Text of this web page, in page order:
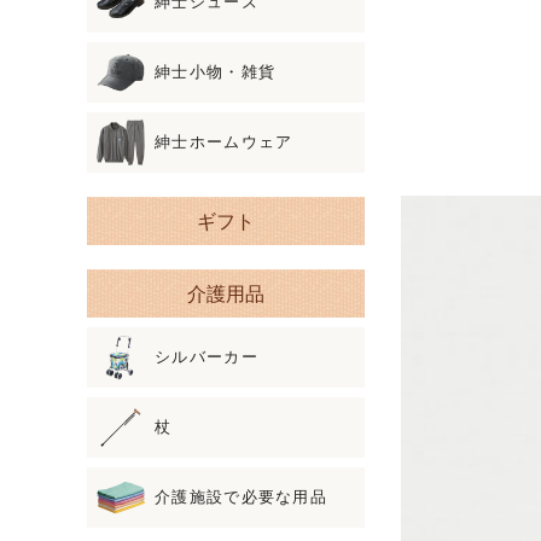
紳士小物・雑貨
紳士ホームウェア
ギフト
介護用品
シルバーカー
杖
介護施設で必要な用品